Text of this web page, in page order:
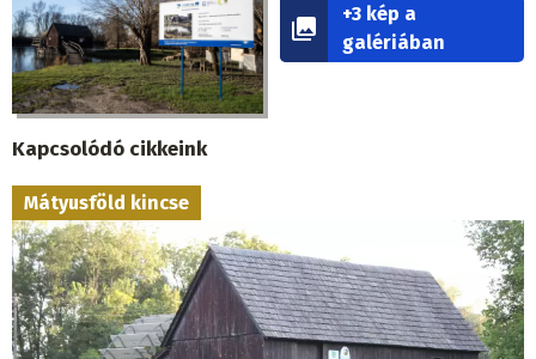
+3 kép a
galériában
Kapcsolódó cikkeink
Mátyusföld kincse